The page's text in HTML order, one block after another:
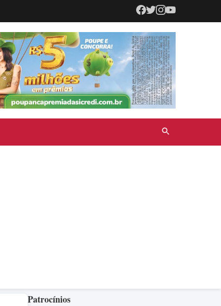
Patrocínios